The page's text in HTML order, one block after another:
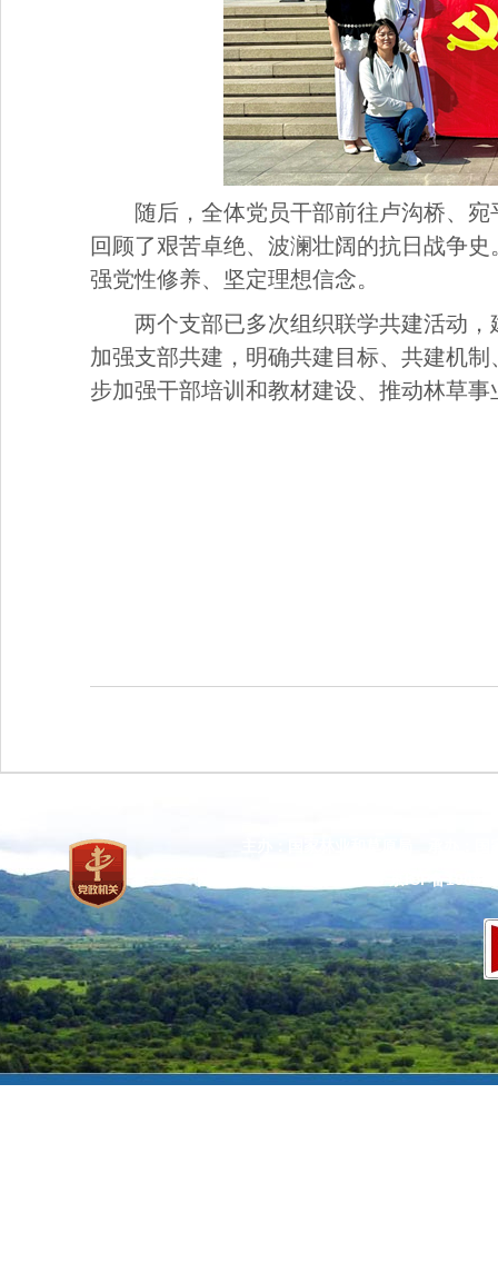
随后，全体党员干部前往卢沟桥、
回顾了艰苦卓绝、波澜壮阔的抗日战争
强党性修养、坚定理想信念。
两个支部已多次组织联学共建活动
加强支部共建，明确共建目标、共建机
步加强干部培训和教材建设、推动林草
京ICP备